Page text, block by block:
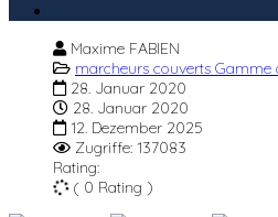
Maxime FABIEN
marcheurs couverts Gamme
28. Januar 2020
28. Januar 2020
12. Dezember 2025
Zugriffe: 137083
Rating:
( 0 Rating )